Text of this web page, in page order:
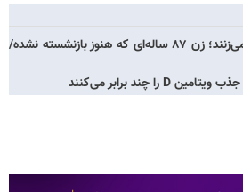
پزشکان از او مثال می‌زنند؛ زن ۸۷ ساله‌ای که هنوز بازنشسته نشده/